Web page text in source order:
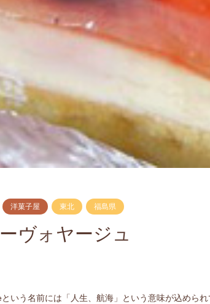
洋菓子屋 東北 福島県
ヴォヤージュ
いう名前には「人生、航海」という意味が込めら